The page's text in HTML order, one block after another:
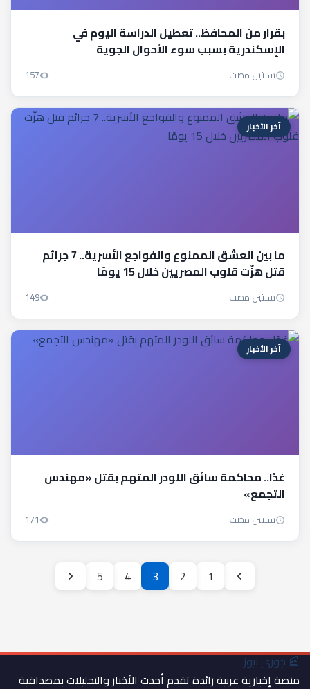
بقرار من المحافظ.. تعطيل الدراسة اليوم في
الإسكندرية بسبب سوء الأحوال الجوية
سنتين مضت 157
آخر الأخبار
ما بين العشق الممنوع والفواجع الأسرية.. 7 جرائم
قتل هزّت قلوب المصريين خلال 15 يومًا
سنتين مضت 149
آخر الأخبار
غدًا.. محاكمة سائق اللودر المتهم بقتل «مهندس
التجمع»
سنتين مضت 171
1
2
3
4
5
📰جوري نيوز
منصة إخبارية عربية رائدة تقدم أحدث الأخبار والتحليلات بمصداقية